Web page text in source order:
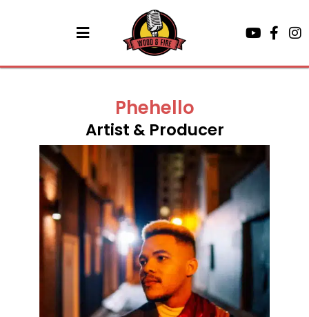
Phehello
Artist & Producer